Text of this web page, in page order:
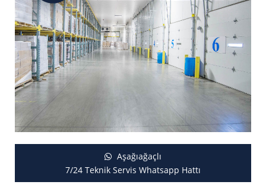
Aşağıağaçlı
7/24 Teknik Servis Whatsapp Hattı